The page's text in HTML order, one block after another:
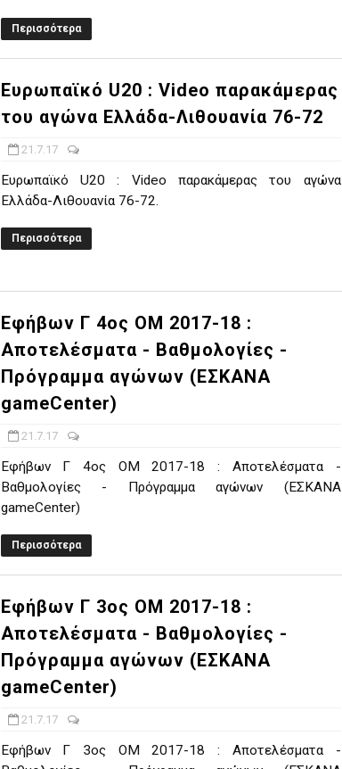
Περισσότερα
Ευρωπαϊκό U20 : Video παρακάμερας
του αγώνα Ελλάδα-Λιθουανία 76-72
21.7.17
Ευρωπαϊκό U20 : Video παρακάμερας του αγώνα
Ελλάδα-Λιθουανία 76-72.
Περισσότερα
Εφήβων Γ 4ος ΟΜ 2017-18 :
Αποτελέσματα - Βαθμολογίες -
Πρόγραμμα αγώνων (ΕΣΚΑΝΑ
gameCenter)
21.7.17
Εφήβων Γ 4ος ΟΜ 2017-18 : Αποτελέσματα -
Βαθμολογίες - Πρόγραμμα αγώνων (ΕΣΚΑΝΑ
gameCenter)
Περισσότερα
Εφήβων Γ 3ος ΟΜ 2017-18 :
Αποτελέσματα - Βαθμολογίες -
Πρόγραμμα αγώνων (ΕΣΚΑΝΑ
gameCenter)
21.7.17
Εφήβων Γ 3ος ΟΜ 2017-18 : Αποτελέσματα -